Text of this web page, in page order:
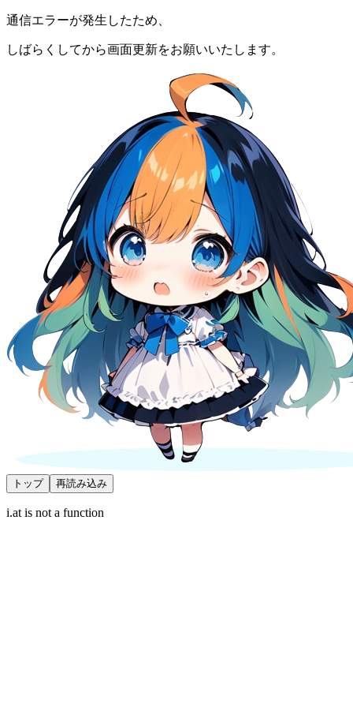
通信エラーが発生したため、
しばらくしてから画面更新をお願いいたします。
トップ 再読み込み
i.at is not a function